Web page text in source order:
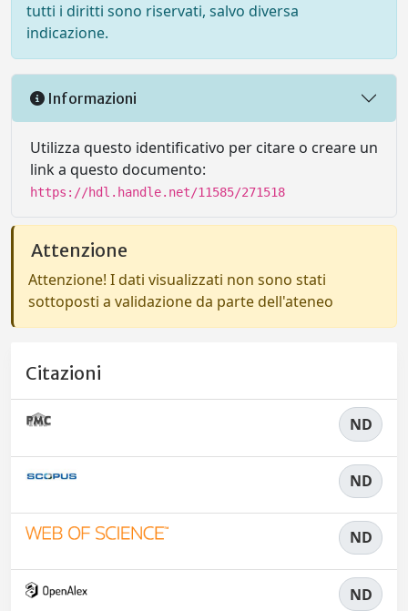
tutti i diritti sono riservati, salvo diversa
indicazione.
Informazioni
Utilizza questo identificativo per citare o creare un
link a questo documento:
https://hdl.handle.net/11585/271518
Attenzione
Attenzione! I dati visualizzati non sono stati
sottoposti a validazione da parte dell'ateneo
Citazioni
ND
ND
ND
ND